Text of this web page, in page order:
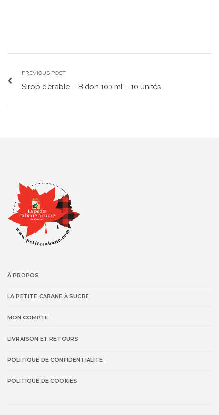
PREVIOUS POST
Sirop d’érable – Bidon 100 ml – 10 unités
À PROPOS
LA PETITE CABANE À SUCRE
MON COMPTE
LIVRAISON ET RETOURS
POLITIQUE DE CONFIDENTIALITÉ
POLITIQUE DE COOKIES